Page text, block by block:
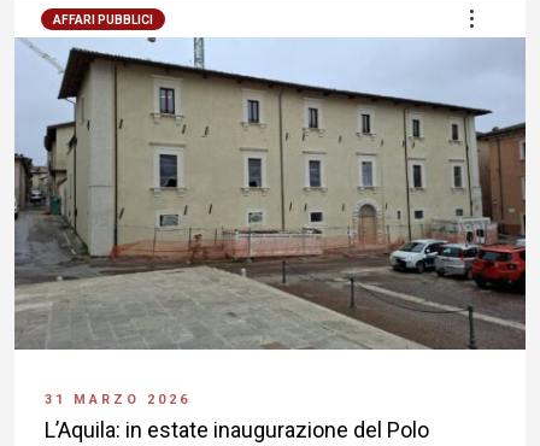
AFFARI PUBBLICI
31 MARZO 2026
L’Aquila: in estate inaugurazione del Polo